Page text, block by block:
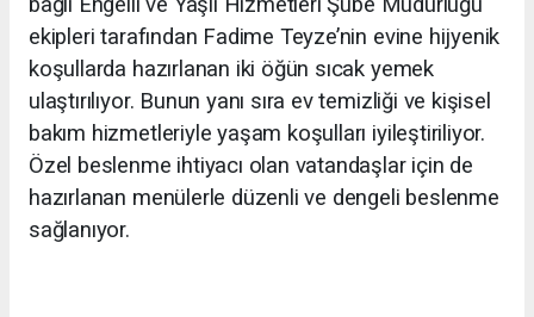
ekipleri tarafından Fadime Teyze’nin evine hijyenik
koşullarda hazırlanan iki öğün sıcak yemek
ulaştırılıyor. Bunun yanı sıra ev temizliği ve kişisel
bakım hizmetleriyle yaşam koşulları iyileştiriliyor.
Özel beslenme ihtiyacı olan vatandaşlar için de
hazırlanan menülerle düzenli ve dengeli beslenme
sağlanıyor.